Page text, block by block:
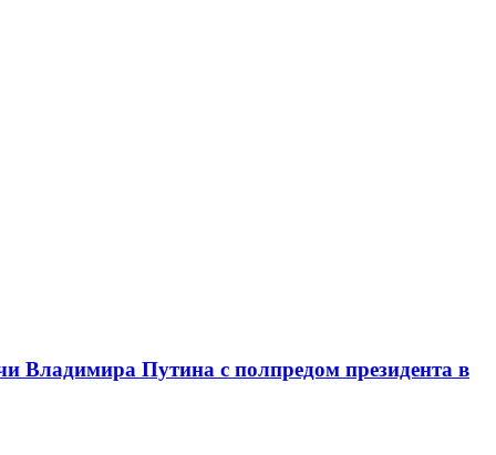
Владимира Путина с полпредом президента в